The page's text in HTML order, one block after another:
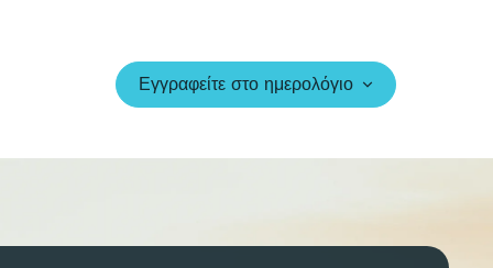
Εγγραφείτε στο ημερολόγιο